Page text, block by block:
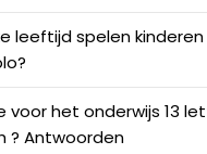
leeftijd spelen
voor het onderwijs 13
? Antwoorden